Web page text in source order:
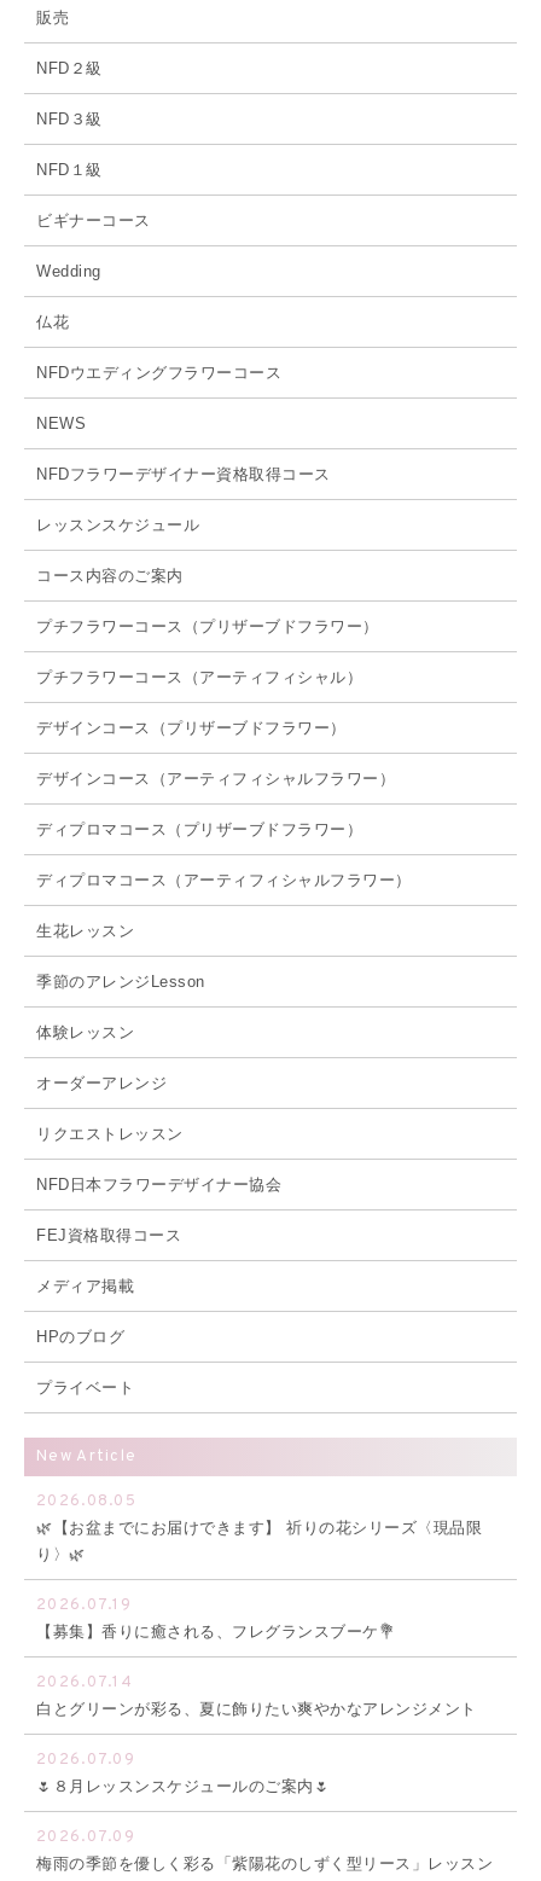
販売
NFD２級
NFD３級
NFD１級
ビギナーコース
Wedding
仏花
NFDウエディングフラワーコース
NEWS
NFDフラワーデザイナー資格取得コース
レッスンスケジュール
コース内容のご案内
プチフラワーコース（プリザーブドフラワー）
プチフラワーコース（アーティフィシャル）
デザインコース（プリザーブドフラワー）
デザインコース（アーティフィシャルフラワー）
ディプロマコース（プリザーブドフラワー）
ディプロマコース（アーティフィシャルフラワー）
生花レッスン
季節のアレンジLesson
体験レッスン
オーダーアレンジ
リクエストレッスン
NFD日本フラワーデザイナー協会
FEJ資格取得コース
メディア掲載
HPのブログ
プライベート
New Article
2026.08.05
🌿【お盆までにお届けできます】 祈りの花シリーズ〈現品限
り〉🌿
2026.07.19
【募集】香りに癒される、フレグランスブーケ💐
2026.07.14
白とグリーンが彩る、夏に飾りたい爽やかなアレンジメント
2026.07.09
🌷８月レッスンスケジュールのご案内🌷
2026.07.09
梅雨の季節を優しく彩る「紫陽花のしずく型リース」レッスン